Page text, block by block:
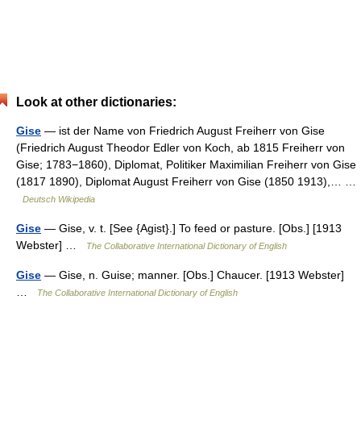
Look at other dictionaries:
Gise — ist der Name von Friedrich August Freiherr von Gise
(Friedrich August Theodor Edler von Koch, ab 1815 Freiherr von
Gise; 1783−1860), Diplomat, Politiker Maximilian Freiherr von Gise
(1817 1890), Diplomat August Freiherr von Gise (1850 1913),… …
Deutsch Wikipedia
Gise — Gise, v. t. [See {Agist}.] To feed or pasture. [Obs.] [1913
Webster] …
The Collaborative International Dictionary of English
Gise — Gise, n. Guise; manner. [Obs.] Chaucer. [1913 Webster]
The Collaborative International Dictionary of English